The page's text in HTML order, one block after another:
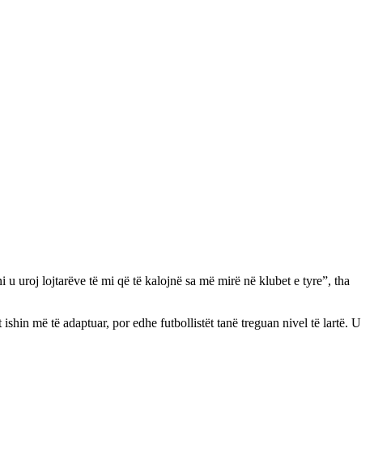
uroj lojtarëve të mi që të kalojnë sa më mirë në klubet e tyre”, tha
më të adaptuar, por edhe futbollistët tanë treguan nivel të lartë. U